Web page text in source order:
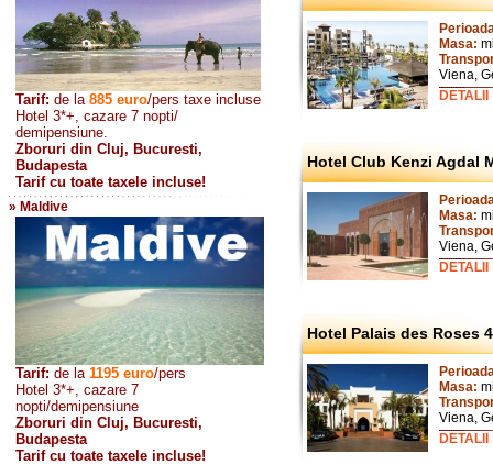
Tarif: de la 885 euro/pers taxe incluse
Hotel 3*+, cazare 7 nopti/
demipensiune.
Zboruri din Cluj, Bucuresti,
Budapesta
Tarif cu toate taxele incluse!
» Maldive
Tarif: de la 1195 euro/pers
Hotel 3*+, cazare 7
nopti/demipensiune
Zboruri din Cluj, Bucuresti,
Budapesta
Tarif cu toate taxele incluse!
Masa:
Viena,
DETALII
Hotel Club Kenzi Agdal
Masa:
Viena,
DETALII
Hotel Palais des Roses
Masa:
Viena,
DETALII